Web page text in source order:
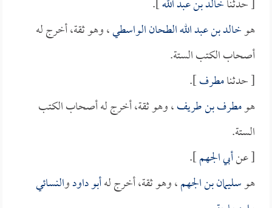
[ حدثناخالد بن عبد الله].
هوخالد بن عبد الله الطحان الواسطي، وهو ثقة، أخرج له
أصحاب الكتب الستة.
[ حدثنامطرف].
هومطرف بن طريف، وهو ثقة، أخرج له أصحاب الكتب
الستة.
[ عنأبي الجهم].
هوسليمان بن الجهم، وهو ثقة، أخرج لهأبو داودوالنسائي